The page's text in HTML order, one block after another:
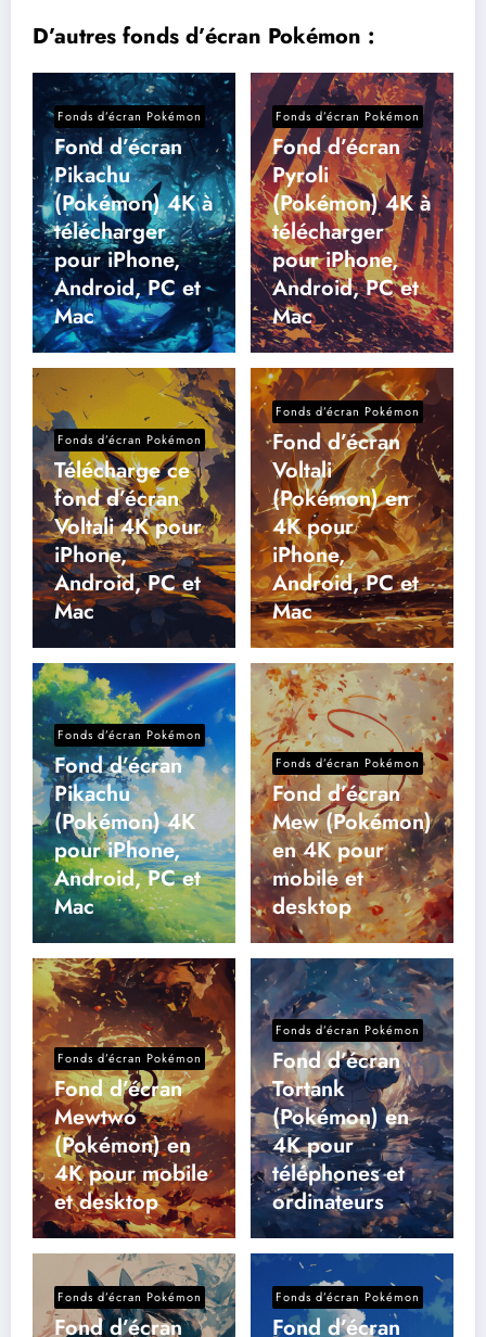
D’autres fonds d’écran Pokémon :
Fonds d’écran Pokémon
Fond d’écran
Pikachu
(Pokémon) 4K à
télécharger
pour iPhone,
Android, PC et
Mac
Fonds d’écran Pokémon
Fond d’écran
Pyroli
(Pokémon) 4K à
télécharger
pour iPhone,
Android, PC et
Mac
Fonds d’écran Pokémon
Télécharge ce
fond d’écran
Voltali 4K pour
iPhone,
Android, PC et
Mac
Fonds d’écran Pokémon
Fond d’écran
Voltali
(Pokémon) en
4K pour
iPhone,
Android, PC et
Mac
Fonds d’écran Pokémon
Fond d’écran
Pikachu
(Pokémon) 4K
pour iPhone,
Android, PC et
Mac
Fonds d’écran Pokémon
Fond d’écran
Mew (Pokémon)
en 4K pour
mobile et
desktop
Fonds d’écran Pokémon
Fond d’écran
Mewtwo
(Pokémon) en
4K pour mobile
et desktop
Fonds d’écran Pokémon
Fond d’écran
Tortank
(Pokémon) en
4K pour
téléphones et
ordinateurs
Fonds d’écran Pokémon
Fond d’écran
Fonds d’écran Pokémon
Fond d’écran